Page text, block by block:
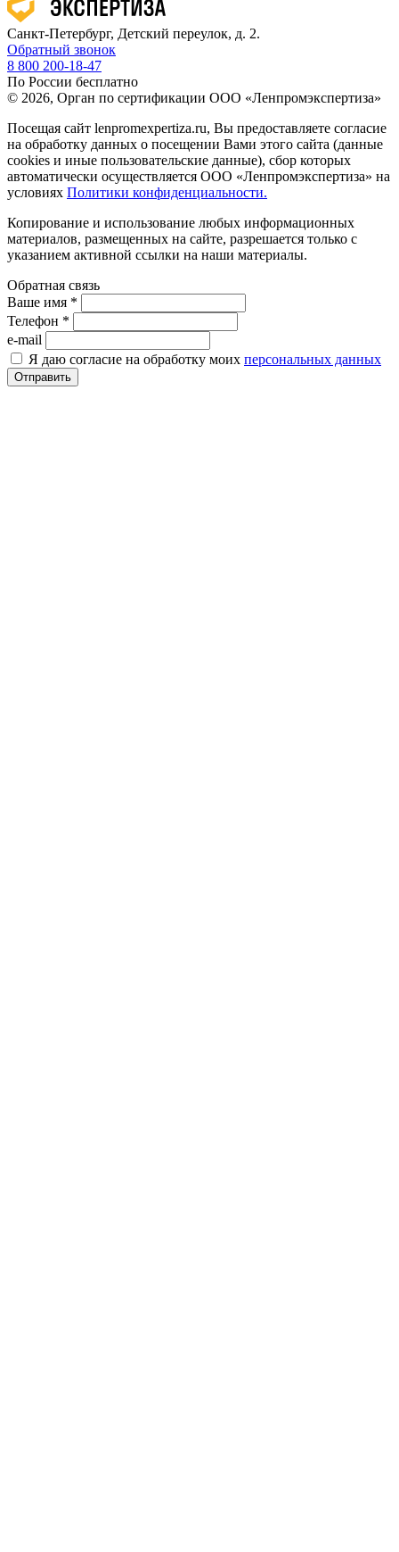
Санкт-Петербург, Детский переулок, д. 2.
Обратный звонок
8 800 200-18-47
По России бесплатно
© 2026, Орган по сертификации ООО «Ленпромэкспертиза»
Посещая сайт lenpromexpertiza.ru, Вы предоставляете согласие
на обработку данных о посещении Вами этого сайта (данные
cookies и иные пользовательские данные), сбор которых
автоматически осуществляется ООО «Ленпромэкспертиза» на
условиях Политики конфиденциальности.
Копирование и использование любых информационных
материалов, размещенных на сайте, разрешается только с
указанием активной ссылки на наши материалы.
Обратная связь
Ваше имя *
Телефон *
e-mail
Я даю согласие на обработку моих персональных данных
Отправить